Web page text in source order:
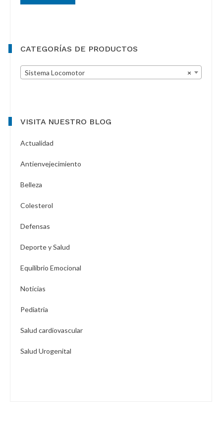
CATEGORÍAS DE PRODUCTOS
×
Sistema Locomotor
VISITA NUESTRO BLOG
Actualidad
Antienvejecimiento
Belleza
Colesterol
Defensas
Deporte y Salud
Equilibrio Emocional
Noticias
Pediatria
Salud cardiovascular
Salud Urogenital